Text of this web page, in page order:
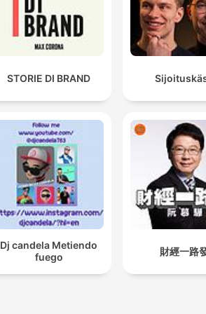
STORIE DI BRAND
Dj candela Metiendo
fuego
財經一路